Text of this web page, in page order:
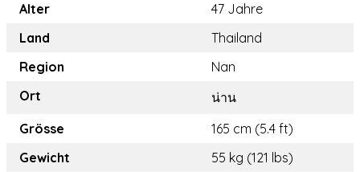
Alter
47 Jahre
Land
Thailand
Region
Nan
Ort
น่าน
Grösse
165 cm (5.4 ft)
Gewicht
55 kg (121 lbs)